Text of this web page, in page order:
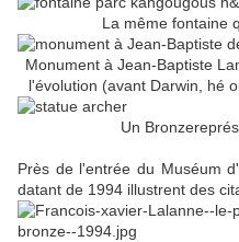
La même fontaine
Monument à Jean-Baptiste
l'évolution (avant Darwin, hé
Un
Près de l'entrée du Muséum
datant de 1994 illustrent des